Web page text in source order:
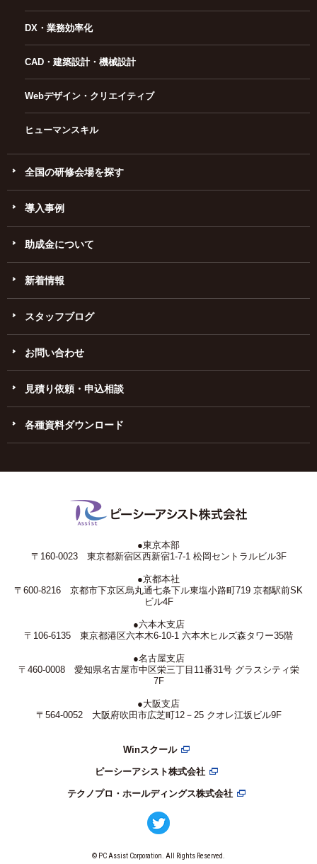
DX・業務効率化
CAD・建築設計・機械設計
Webデザイン・クリエイティブ
ヒューマンスキル
全国の研修会場を探す
導入事例
助成金について
新着情報
スタッフブログ
お問い合わせ
見積り依頼・申込相談
各種資料ダウンロード
●東京本部
〒160-0023 東京都新宿区西新宿1-7-1 松岡セントラルビル3F
●京都本社
〒600-8216 京都市下京区烏丸通七条下ル東塩小路町719 京都駅前SK
ビル4F
●六本木支店
〒106-6135 東京都港区六本木6-10-1 六本木ヒルズ森タワー35階
●名古屋支店
〒460-0008 愛知県名古屋市中区栄三丁目11番31号 グラスシティ栄
7F
●大阪支店
〒564-0052 大阪府吹田市広芝町12－25 クオレ江坂ビル9F
Winスクール
ピーシーアシスト株式会社
テクノプロ・ホールディングス株式会社
© PC Assist Corporation. All Rights Reserved.